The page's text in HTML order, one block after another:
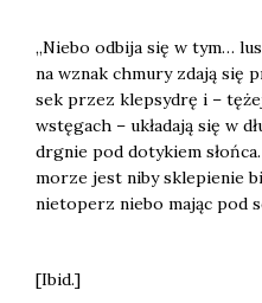
„Nie­bo odbi­ja się w tym…
na wznak chmu­ry zda­ją się
sek przez klep­sy­drę i –
wstę­gach – ukła­da­ją się w
drgnie pod doty­kiem
morze jest niby skle­pie­nie
nie­to­perz nie­bo mając pod
[Ibid.]